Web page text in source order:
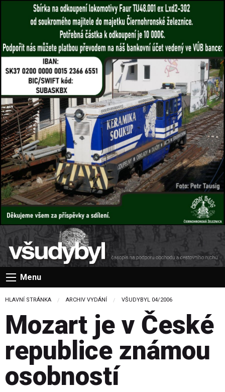
Menu
HLAVNÍ STRÁNKA ARCHIV VYDÁNÍ VŠUDYBYL 04/2006
Mozart je v České
republice známou
osobností